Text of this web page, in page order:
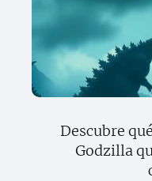
Descubre
Godzilla